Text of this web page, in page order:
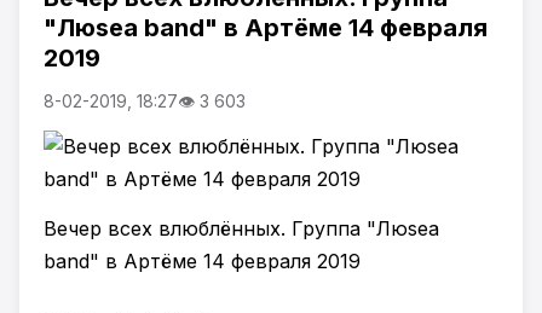
"Люsea band" в Артёме 14 февраля
2019
8-02-2019, 18:27👁 3 603
Вечер всех влюблённых. Группа "Люsea
band" в Артёме 14 февраля 2019